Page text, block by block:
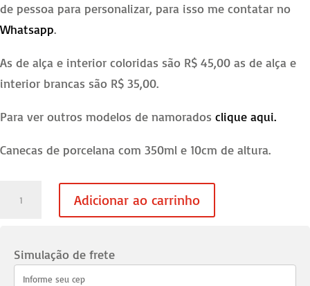
de pessoa para personalizar, para isso me contatar no
Whatsapp.
As de alça e interior coloridas são R$ 45,00 as de alça e
interior brancas são R$ 35,00.
Para ver outros modelos de namorados clique aqui.
Canecas de porcelana com 350ml e 10cm de altura.
Adicionar ao carrinho
Simulação de frete